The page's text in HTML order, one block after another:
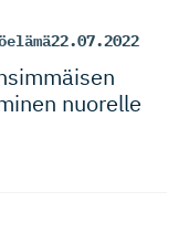
22.07.2022
nuorelle